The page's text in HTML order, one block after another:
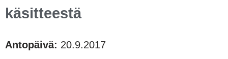
käsitteestä
Antopäivä: 20.9.2017